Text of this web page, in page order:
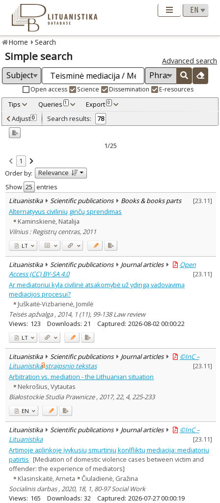
Home Search
Simple search Advanced search
Open access Science Dissemination E-resources
Tips Queries 1 Export 0
Adjusted by criteria 0
Year
Refine
Open access
Scientific publications 74
Dissemination publications
Document Type:
Books & books parts 17
Journal articles 57
Dissertations 4
Subject area:
Education
1
Documentation. Iinformation
1
Psychology 4
Sociology 3
Law 78
Text language
Country of publication
Historical periods
Lithuanian place names
Subject
Journal
Adjust 0 Search results: 78
1/25
1
Order by:
Relevance
Show
entries
Lituanistika
Scientific publications Books & books parts [23.11]
Alternatyvus civilinių ginčų sprendimas
Kaminskienė, Natalija
Vilnius : Registrų centras, 2011
LT
Lituanistika Scientific publications Journal articles
Open
Access (CC) BY-SA 4.0
[23.11]
Ar mediatoriui kyla civilinė atsakomybė už ydingą vadovavimą
mediacijos procesui?
Juškaitė-Vizbarienė, Jomilė
Teisės apžvalga , 2014, 1 (11), 99-138 Law review
Views: 123 Downloads: 21 Captured: 2026-08-02 00:00:22
LT
Lituanistika Scientific publications Journal articles
©InC –
Lituanistika straipsnio tekstas [23.11]
Arbitration vs. mediation - the Lithuanian situation
Nekrošius, Vytautas
Białostockie Studia Prawnicze , 2017, 22, 4, 225-233
EN
Lituanistika Scientific publications Journal articles
©InC –
Lituanistika
[23.11]
Artimoje aplinkoje įvykusių smurtinių konlfliktų mediacija: mediatorių
patirtis [Mediation of domestic violence cases between victim and
offender: the experience of mediators]
Klasinskaitė, Arneta
Čiuladienė, Gražina
Socialinis darbas , 2020, 18, 1, 80-97 Social Work
Views: 165 Downloads: 32 Captured: 2026-07-27 00:00:19